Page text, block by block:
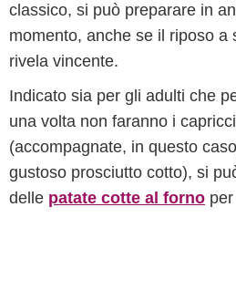
classico, si può preparare in
momento, anche se il riposo a
rivela vincente.
Indicato sia per gli adulti che
una volta non faranno i
(accompagnate, in questo
gustoso prosciutto cotto), si
delle patate cotte al forno